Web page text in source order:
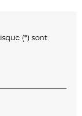
(*) sont